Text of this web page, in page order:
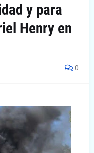
y para
Henry en
0